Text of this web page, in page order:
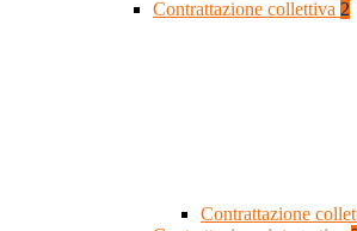
Contrattazione collettiva 2
Contrattazione